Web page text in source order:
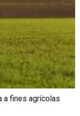
a fines agrícolas